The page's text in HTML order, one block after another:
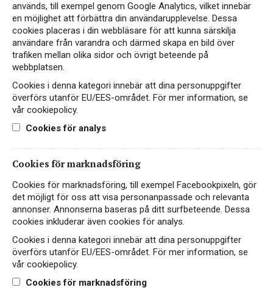
Doppio Passo Nero d’Avola
RÖTT VIN
ITALIEN, SICILIEN
199 kr LÄS MER
används, till exempel genom Google Analytics, vilket innebär
en möjlighet att förbättra din användarupplevelse. Dessa
cookies placeras i din webbläsare för att kunna särskilja
användare från varandra och därmed skapa en bild över
trafiken mellan olika sidor och övrigt beteende på
webbplatsen.
Cookies i denna kategori innebär att dina personuppgifter
överförs utanför EU/EES-området. För mer information, se
vår cookiepolicy.
Cookies för analys
Cookies för marknadsföring
Cookies för marknadsföring, till exempel Facebookpixeln, gör
det möjligt för oss att visa personanpassade och relevanta
annonser. Annonserna baseras på ditt surfbeteende. Dessa
cookies inkluderar även cookies för analys.
Cookies i denna kategori innebär att dina personuppgifter
överförs utanför EU/EES-området. För mer information, se
vår cookiepolicy.
Cookies för marknadsföring